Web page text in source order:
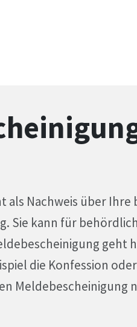
als Nachweis über Ihre
Sie kann für
geht
die Konfession
Meldebescheinigung